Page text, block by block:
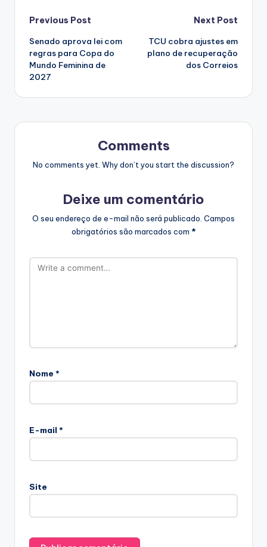
Post
navigation
Previous Post
Senado aprova lei com
regras para Copa do
Mundo Feminina de
2027
Next Post
TCU cobra ajustes em
plano de recuperação
dos Correios
Comments
No comments yet. Why don’t you start the discussion?
Deixe um comentário
O seu endereço de e-mail não será publicado. Campos
obrigatórios são marcados com *
Nome *
E-mail *
Site